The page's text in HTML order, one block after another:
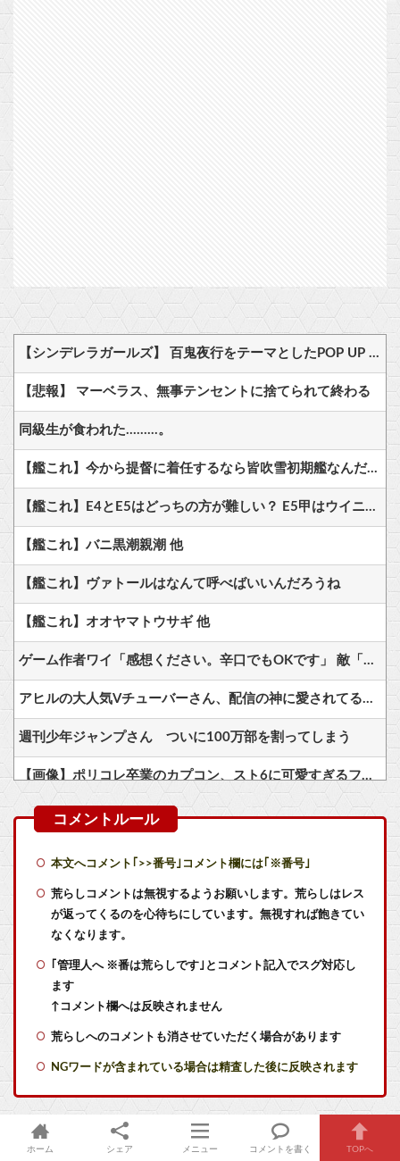
【シンデレラガールズ】 百鬼夜行をテーマとしたPOP UP SHOPが東京・大阪にて開催
【悲報】 マーベラス、無事テンセントに捨てられて終わる
同級生が食われた………。
【艦これ】今から提督に着任するなら皆吹雪初期艦なんだろうか
【艦これ】E4とE5はどっちの方が難しい？ E5甲はウイニングランって聞いたんだけど
【艦これ】バニ黒潮親潮 他
【艦これ】ヴァトールはなんて呼べばいいんだろうね
【艦これ】オオヤマトウサギ 他
ゲーム作者ワイ「感想ください。辛口でもOKです」 敵「あれがだめ。これがだめ」
アヒルの大人気Vチューバーさん、配信の神に愛されてるとしか思えない確率の偏りｗ
週刊少年ジャンプさん ついに100万部を割ってしまう
【画像】ポリコレ卒業のカプコン、スト6に可愛すぎるフィリピン人キャラ実装！
【悲報】GTA6の新トレーラー、ネトフリ独占(6時間先行)ｗｗｗ
【朗報】任天堂、microSDExpressを普及させてしまう…
【株式】任天堂が続伸 1Q決算の大幅増益を素直に評価
同人「10円」セール「第3弾」
本文へコメント｢>>番号｣コメント欄には｢※番号｣
荒らしコメントは無視するようお願いします。荒らしはレス
が返ってくるのを心待ちにしています。無視すれば飽きてい
なくなります。
｢管理人へ ※番は荒らしです｣とコメント記入でスグ対応し
ます
↑コメント欄へは反映されません
荒らしへのコメントも消させていただく場合があります
NGワードが含まれている場合は精査した後に反映されます
ホーム シェア メニュー コメントを書く TOPへ